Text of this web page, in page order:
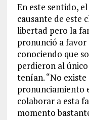
En este sentido,
causante de este
libertad pero la
pronunció a
conociendo que
perdieron al
tenían. “No
pronunciamiento
colaborar a esta
momento